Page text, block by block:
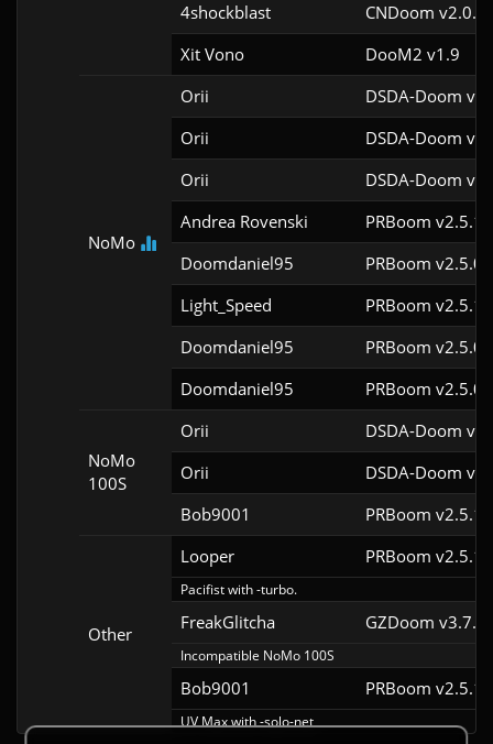
4shockblast
CNDoom
Xit Vono
DooM2 v1.9
NoMo
Orii
DSDA-Doom
Orii
DSDA-Doom
Orii
DSDA-Doom
Andrea Rovenski
PRBoom
Doomdaniel95
PRBoom
Light_Speed
PRBoom
Doomdaniel95
PRBoom
Doomdaniel95
PRBoom
NoMo
100S
Orii
DSDA-Doom
Orii
DSDA-Doom
Bob9001
PRBoom
Other
Looper PRBoom
Pacifist with -turbo.
FreakGlitcha GZDoom v3.7.1
Incompatible NoMo 100S
Bob9001 PRBoom
UV Max with -solo-net